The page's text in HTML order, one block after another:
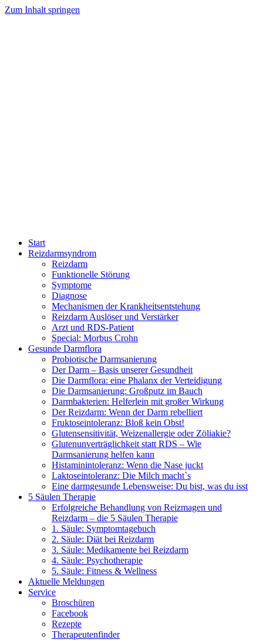
Zum Inhalt springen
Start
Reizdarmsyndrom
Reizdarm
Funktionelle Störung
Symptome
Diagnose
Mechanismen der Krankheitsentstehung
Reizdarm Auslöser und Verstärker
Arzt und RDS-Patient
Special: Morbus Crohn
Gesunde Darmflora
Probiotische Darmsanierung
Der Darm – Basis unserer Gesundheit
Die Darmflora: eine Phalanx der Verteidigung
Die Darmsanierung: Großputz im Bauch
Darmbakterien: Helferlein mit großer Wirkung
Der Reizdarm: Wenn der Darm rebelliert
Fruktoseintoleranz: Bloß kein Obst!
Glutensensitivität, Weizenallergie oder Zöliakie?
Glutenunverträglichkeit statt RDS – Wie
Darmsanierung helfen kann
Histaminintoleranz: Wenn die Nase juckt
Laktoseintoleranz: Die Milch macht`s
Eine darmgesunde Lebensweise: Du bist, was du isst
5 Säulen Therapie
Erfolgreiche Behandlung von Reizmagen und
Reizdarm – die 5 Säulen Therapie
1. Säule: Symptomtagebuch
2. Säule: Diät bei Reizdarm
3. Säule: Medikamente bei Reizdarm
4. Säule: Psychotherapie
5. Säule: Fitness & Wellness
Aktuelle Meldungen
Service
Broschüren
Facebook
Rezepte
Therapeutenfinder